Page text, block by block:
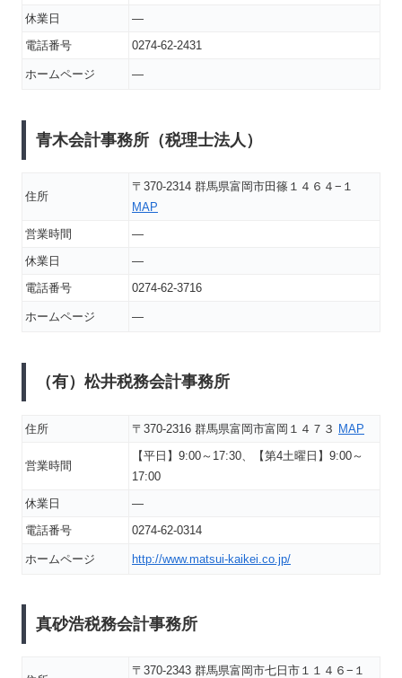
休業日
―
電話番号
0274-62-2431
ホームページ ―
青木会計事務所（税理士法人）
住所
〒370-2314 群馬県富岡市田篠１４６４−１
MAP
営業時間
―
休業日
―
電話番号
0274-62-3716
ホームページ ―
（有）松井税務会計事務所
住所 〒370-2316 群馬県富岡市富岡１４７３ MAP
営業時間
【平日】9:00～17:30、【第4土曜日】9:00～
17:00
休業日
―
電話番号
0274-62-0314
ホームページ http://www.matsui-kaikei.co.jp/
真砂浩税務会計事務所
〒370-2343 群馬県富岡市七日市１１４６−１